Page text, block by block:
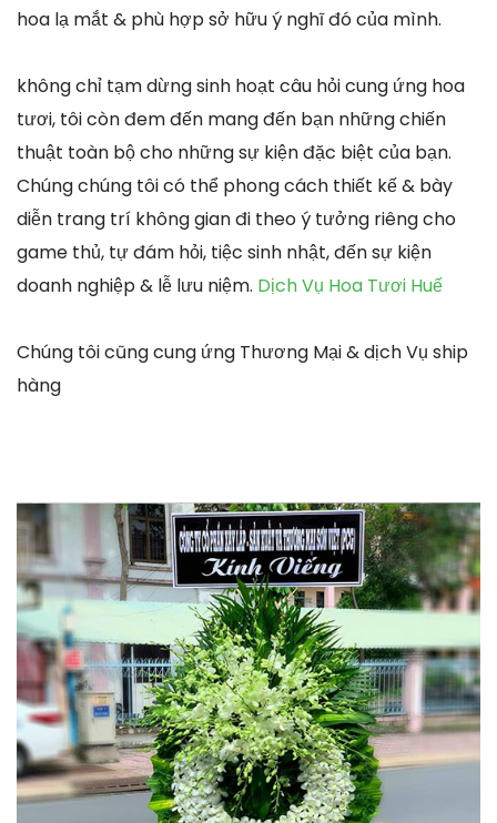
hoa lạ mắt & phù hợp sở hữu ý nghĩ đó của mình.
không chỉ tạm dừng sinh hoạt câu hỏi cung ứng hoa
tươi, tôi còn đem đến mang đến bạn những chiến
thuật toàn bộ cho những sự kiện đặc biệt của bạn.
Chúng chúng tôi có thể phong cách thiết kế & bày
diễn trang trí không gian đi theo ý tưởng riêng cho
game thủ, tự đám hỏi, tiệc sinh nhật, đến sự kiện
doanh nghiệp & lễ lưu niệm. Dịch Vụ Hoa Tươi Huế
Chúng tôi cũng cung ứng Thương Mại & dịch Vụ ship
hàng